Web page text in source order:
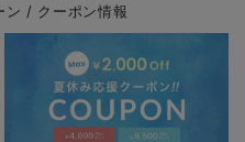
ン / クーポン情報